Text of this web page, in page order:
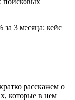
расскажем о
которые в нем